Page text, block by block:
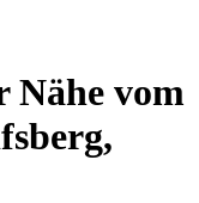
Nähe vom